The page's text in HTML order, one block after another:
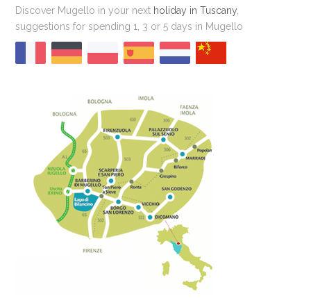
Discover Mugello in your next holiday in Tuscany
suggestions for spending 1, 3 or 5 days in Mugello